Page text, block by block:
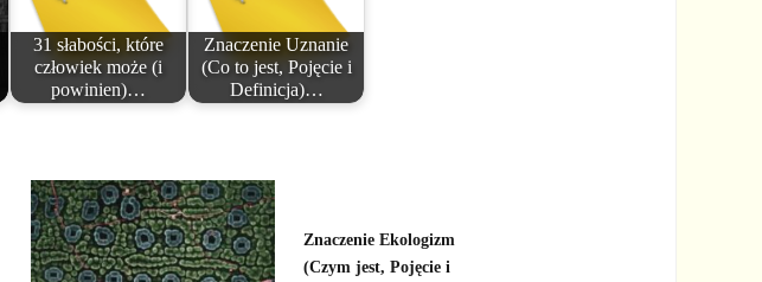
31 słabości, które
człowiek może (i
powinien)…
Znaczenie Uznanie
(Co to jest, Pojęcie i
Definicja)…
Znaczenie Ekologizm
(Czym jest, Pojęcie i